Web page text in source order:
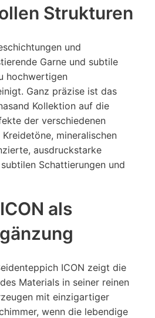
Strukturen
und
Garne und subtile
hochwertigen
Ganz präzise ist das
Kollektion auf die
der verschiedenen
mineralischen
ausdruckstarke
Schattierungen und
als
ICON zeigt die
Materials in seiner reinen
mit einzigartiger
wenn die lebendige